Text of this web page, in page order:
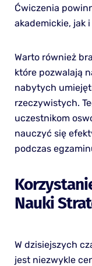
Ćwiczenia
akademickie, jak
Warto również
które pozwalają
nabytych
rzeczywistych.
uczestnikom
nauczyć się
podczas
Nauki
W dzisiejszych
jest niezwykle